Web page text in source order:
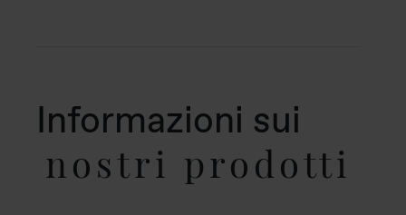
Informazioni sui
nostri prodotti